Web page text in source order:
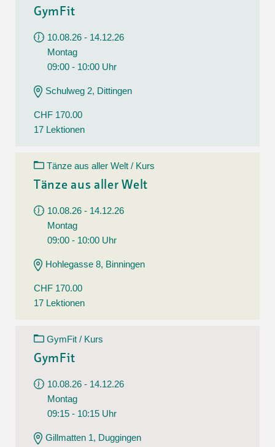
GymFit
10.08.26 - 14.12.26
Montag
09:00 - 10:00 Uhr
Schulweg 2, Dittingen
CHF 170.00
17 Lektionen
Tänze aus aller Welt / Kurs
Tänze aus aller Welt
10.08.26 - 14.12.26
Montag
09:00 - 10:00 Uhr
Hohlegasse 8, Binningen
CHF 170.00
17 Lektionen
GymFit / Kurs
GymFit
10.08.26 - 14.12.26
Montag
09:15 - 10:15 Uhr
Gillmatten 1, Duggingen